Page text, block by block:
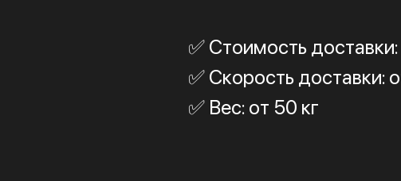
✅ Стоимость
✅ Скорость доставки:
✅ Вес: от 50 кг